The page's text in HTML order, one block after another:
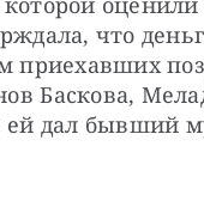
что
приехавших
Баскова,
ей дал бывший